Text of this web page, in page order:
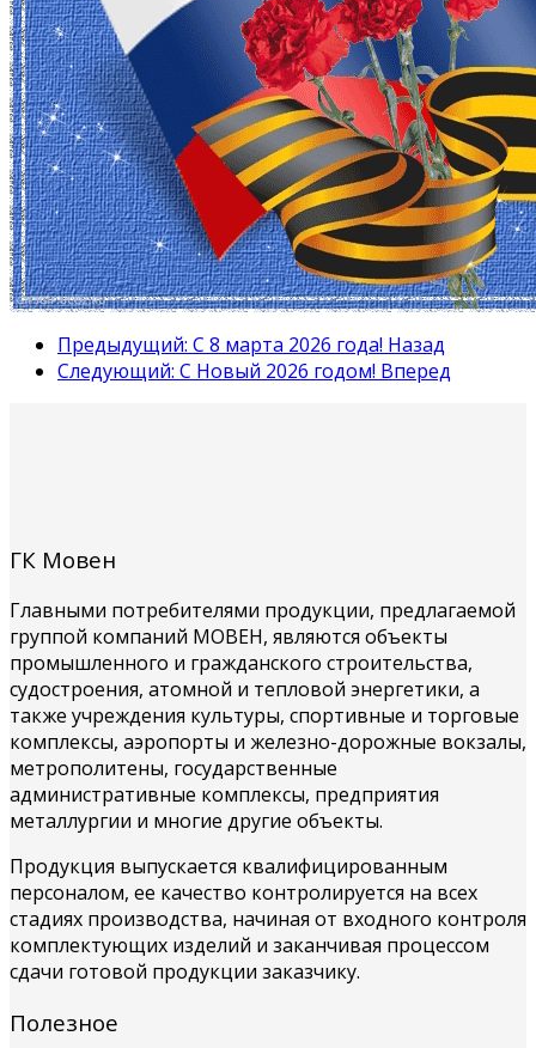
Предыдущий: С 8 марта 2026 года! Назад
Следующий: С Новый 2026 годом! Вперед
ГК Мовен
Главными потребителями продукции, предлагаемой
группой компаний МОВЕН, являются объекты
промышленного и гражданского строительства,
судостроения, атомной и тепловой энергетики, а
также учреждения культуры, спортивные и торговые
комплексы, аэропорты и железно-дорожные вокзалы,
метрополитены, государственные
административные комплексы, предприятия
металлургии и многие другие объекты.
Продукция выпускается квалифицированным
персоналом, ее качество контролируется на всех
стадиях производства, начиная от входного контроля
комплектующих изделий и заканчивая процессом
сдачи готовой продукции заказчику.
Полезное